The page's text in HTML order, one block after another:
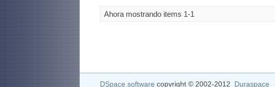
Ahora mostrando items 1-1
DSpace software copyright © 2002-2012 Duraspace